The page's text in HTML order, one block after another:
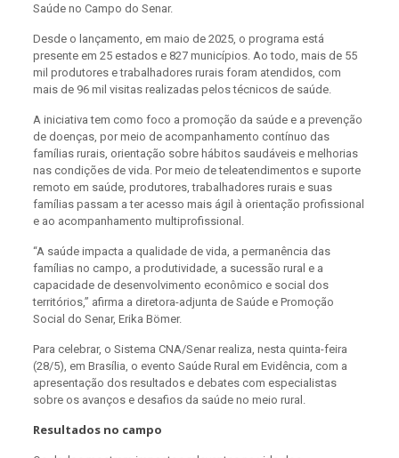
Saúde no Campo do Senar.
Desde o lançamento, em maio de 2025, o programa está
presente em 25 estados e 827 municípios. Ao todo, mais de 55
mil produtores e trabalhadores rurais foram atendidos, com
mais de 96 mil visitas realizadas pelos técnicos de saúde.
A iniciativa tem como foco a promoção da saúde e a prevenção
de doenças, por meio de acompanhamento contínuo das
famílias rurais, orientação sobre hábitos saudáveis e melhorias
nas condições de vida. Por meio de teleatendimentos e suporte
remoto em saúde, produtores, trabalhadores rurais e suas
famílias passam a ter acesso mais ágil à orientação profissional
e ao acompanhamento multiprofissional.
“A saúde impacta a qualidade de vida, a permanência das
famílias no campo, a produtividade, a sucessão rural e a
capacidade de desenvolvimento econômico e social dos
territórios,” afirma a diretora-adjunta de Saúde e Promoção
Social do Senar, Erika Bömer.
Para celebrar, o Sistema CNA/Senar realiza, nesta quinta-feira
(28/5), em Brasília, o evento Saúde Rural em Evidência, com a
apresentação dos resultados e debates com especialistas
sobre os avanços e desafios da saúde no meio rural.
Resultados no campo